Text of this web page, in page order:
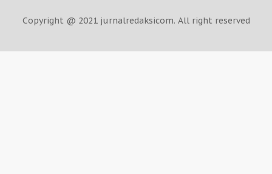
Copyright @ 2021 jurnalredaksicom. All right reserved